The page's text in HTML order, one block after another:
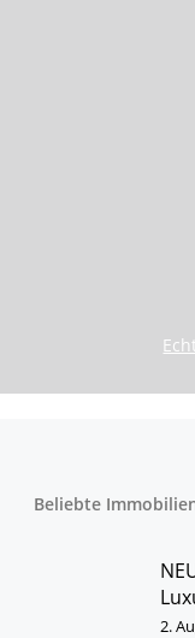
Beliebte
2.